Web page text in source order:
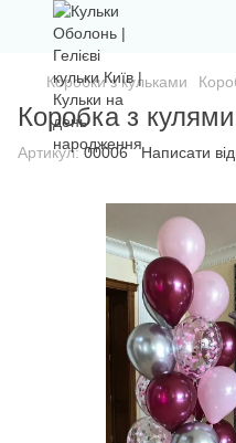
Коробки з кульками
Коробка з
Артикул:00006 Написати